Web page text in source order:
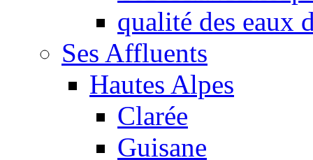
qualité des eaux
Ses Affluents
Hautes Alpes
Clarée
Guisane